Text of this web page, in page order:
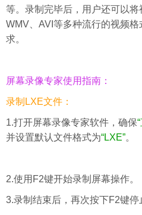
等。录制完毕后，用户还可以将
WMV、AVI等多种流行的视频
求。
屏幕录像专家使用指南：
录制LXE文件：
1.打开屏幕录像专家软件，确保
并设置默认文件格式为“LXE”。
2.使用F2键开始录制屏幕操作。
3.录制结束后，再次按下F2键停